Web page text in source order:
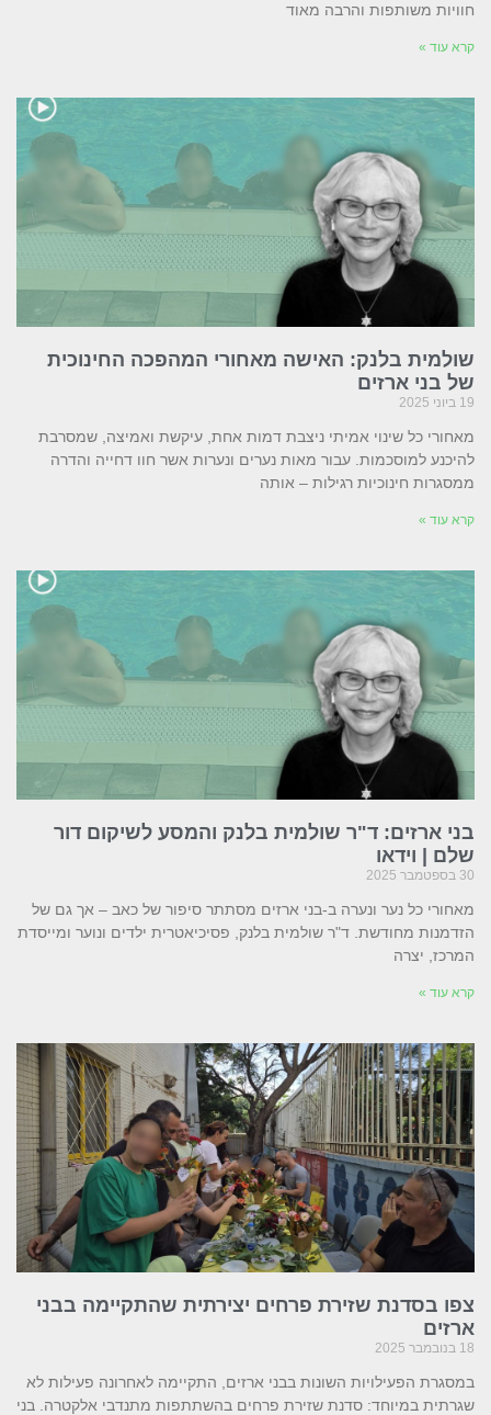
חוויות משותפות והרבה מאוד
קרא עוד »
שולמית בלנק: האישה מאחורי המהפכה החינוכית
של בני ארזים
19 ביוני 2025
מאחורי כל שינוי אמיתי ניצבת דמות אחת, עיקשת ואמיצה, שמסרבת
להיכנע למוסכמות. עבור מאות נערים ונערות אשר חוו דחייה והדרה
ממסגרות חינוכיות רגילות – אותה
קרא עוד »
בני ארזים: ד"ר שולמית בלנק והמסע לשיקום דור
שלם | וידאו
30 בספטמבר 2025
מאחורי כל נער ונערה ב-בני ארזים מסתתר סיפור של כאב – אך גם של
הזדמנות מחודשת. ד"ר שולמית בלנק, פסיכיאטרית ילדים ונוער ומייסדת
המרכז, יצרה
קרא עוד »
צפו בסדנת שזירת פרחים יצירתית שהתקיימה בבני
ארזים
18 בנובמבר 2025
במסגרת הפעילויות השונות בבני ארזים, התקיימה לאחרונה פעילות לא
שגרתית במיוחד: סדנת שזירת פרחים בהשתתפות מתנדבי אלקטרה. בני